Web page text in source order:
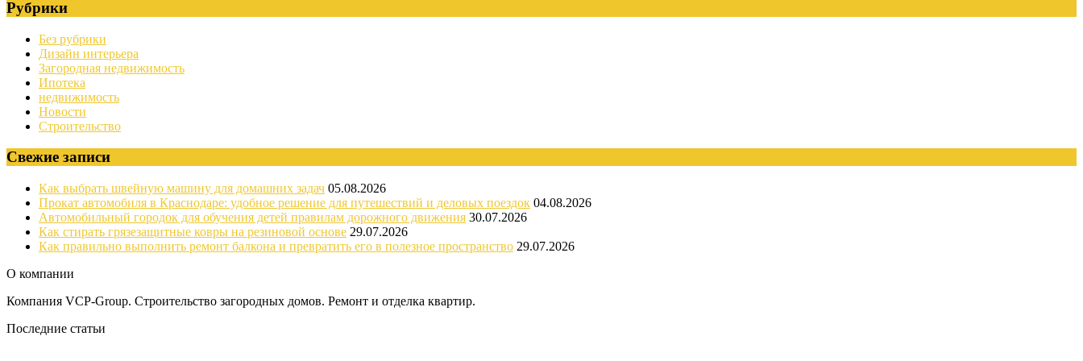
Рубрики
Без рубрики
Дизайн интерьера
Загородная недвижимость
Ипотека
недвижимость
Новости
Строительство
Свежие записи
Как выбрать швейную машину для домашних задач 05.08.2026
Прокат автомобиля в Краснодаре: удобное решение для путешествий и деловых поездок 04.08.2026
Автомобильный городок для обучения детей правилам дорожного движения 30.07.2026
Как стирать грязезащитные ковры на резиновой основе 29.07.2026
Как правильно выполнить ремонт балкона и превратить его в полезное пространство 29.07.2026
О компании
Компания VCP-Group. Строительство загородных домов. Ремонт и отделка квартир.
Последние статьи